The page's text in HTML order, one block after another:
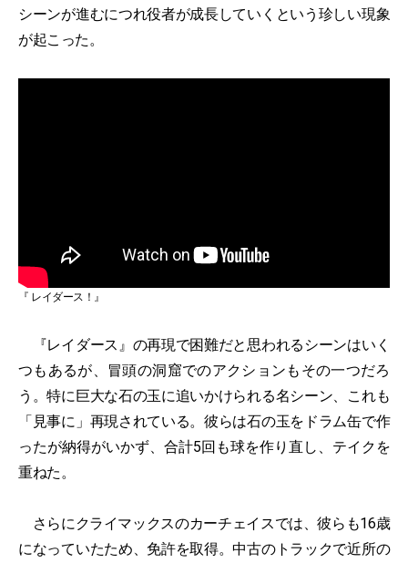
シーンが進むにつれ役者が成長していくという珍しい現象
が起こった。
『 レイダース！』
『レイダース』の再現で困難だと思われるシーンはいく
つもあるが、冒頭の洞窟でのアクションもその一つだろ
う。特に巨大な石の玉に追いかけられる名シーン、これも
「見事に」再現されている。彼らは石の玉をドラム缶で作
ったが納得がいかず、合計5回も球を作り直し、テイクを
重ねた。
さらにクライマックスのカーチェイスでは、彼らも16歳
になっていたため、免許を取得。中古のトラックで近所の